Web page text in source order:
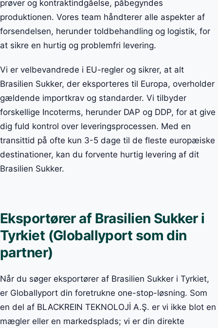
prøver og kontraktindgåelse, påbegyndes
produktionen. Vores team håndterer alle aspekter af
forsendelsen, herunder toldbehandling og logistik, for
at sikre en hurtig og problemfri levering.
Vi er velbevandrede i EU-regler og sikrer, at alt
Brasilien Sukker, der eksporteres til Europa, overholder
gældende importkrav og standarder. Vi tilbyder
forskellige Incoterms, herunder DAP og DDP, for at give
dig fuld kontrol over leveringsprocessen. Med en
transittid på ofte kun 3-5 dage til de fleste europæiske
destinationer, kan du forvente hurtig levering af dit
Brasilien Sukker.
Eksportører af Brasilien Sukker i
Tyrkiet (Globallyport som din
partner)
Når du søger eksportører af Brasilien Sukker i Tyrkiet,
er Globallyport din foretrukne one-stop-løsning. Som
en del af BLACKREIN TEKNOLOJİ A.Ş. er vi ikke blot en
mægler eller en markedsplads; vi er din direkte